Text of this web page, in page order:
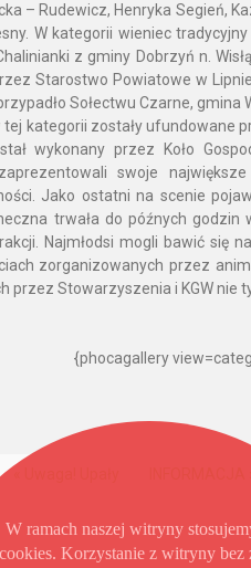
– Rudewicz, Henryka Segień,
W kategorii wieniec
z gminy Dobrzyń n.
Starostwo Powiatowe w
Sołectwu Czarne,
tej kategorii zostały ufundowane
wykonany przez Koło
zaprezentowali swoje
Jako ostatni na scenie
trwała do późnych
Najmłodsi mogli bawić się
zorganizowanych przez
Stowarzyszenia i KGW nie
{phocagallery
W ramach naszej witryny
cookies. Korzystanie z witryny bez